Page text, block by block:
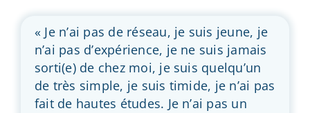
« Je n’ai pas de réseau, je suis jeune, je
n’ai pas d’expérience, je ne suis jamais
sorti(e) de chez moi, je suis quelqu’un
de très simple, je suis timide, je n’ai pas
fait de hautes études. Je n’ai pas un